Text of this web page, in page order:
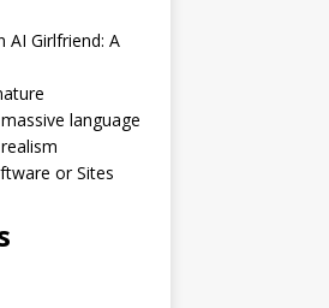
AI Girlfriend: A
language
or Sites